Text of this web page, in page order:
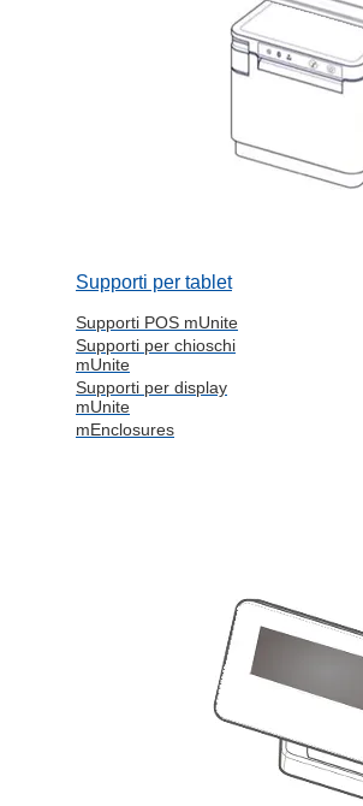
Supporti per tablet
Supporti POS mUnite
Supporti per chioschi
mUnite
Supporti per display
mUnite
mEnclosures